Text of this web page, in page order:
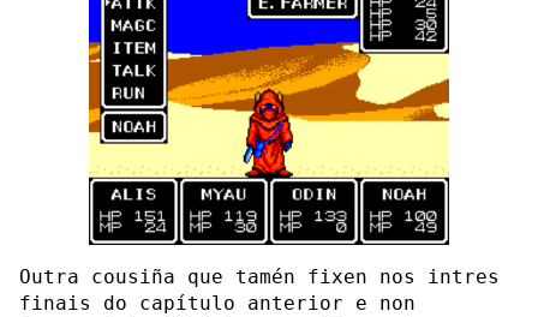
Outra cousiña que tamén fixen nos intres
finais do capítulo anterior e non